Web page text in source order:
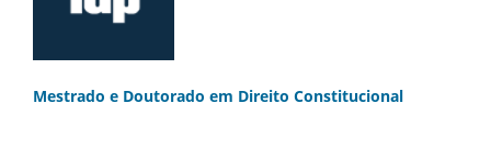
Mestrado e Doutorado em Direito Constitucional